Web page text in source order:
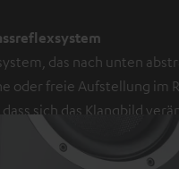
das nach unten
oder freie Aufstellung im
sich das Klangbild